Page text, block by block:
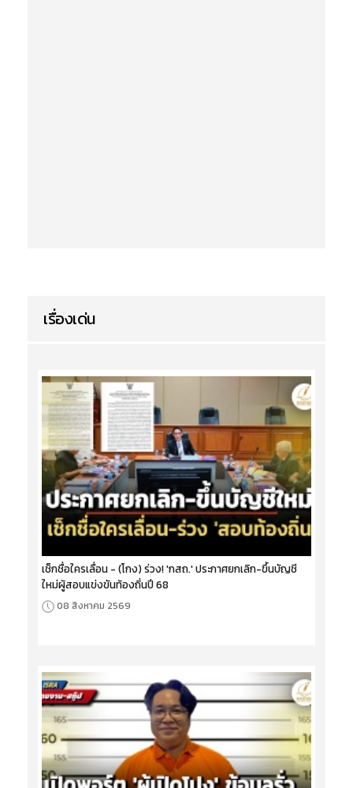
เรื่องเด่น
เช็กชื่อใครเลื่อน - (โกง) ร่วง! 'กสถ.' ประกาศยกเลิก-ขึ้นบัญชี
ใหม่ผู้สอบแข่งขันท้องถิ่นปี 68
08 สิงหาคม 2569